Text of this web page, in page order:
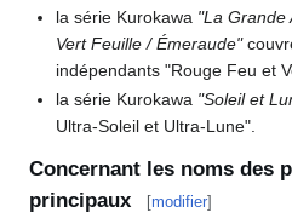
la série Kurokawa "La Grande
Vert Feuille / Émeraude"
indépendants "Rouge Feu et
la série Kurokawa "Soleil et
Ultra-Soleil et Ultra-Lune".
Concernant les noms des
principaux
[modifier]